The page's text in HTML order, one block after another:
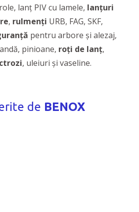
lanț PIV cu lamele, lanțuri
, rulmenți URB, FAG, SKF,
pentru arbore și alezaj,
pinioane, roți de lanț,
, uleiuri și vaseline.
de BENOX